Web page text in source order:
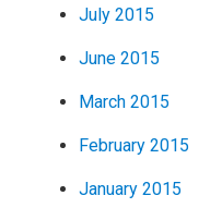
July 2015
June 2015
March 2015
February 2015
January 2015